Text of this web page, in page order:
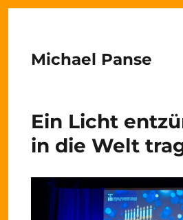
Michael Panse
Ein Licht
in die Welt